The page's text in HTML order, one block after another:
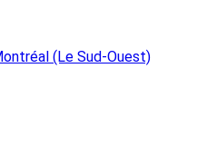
(Le Sud-Ouest)